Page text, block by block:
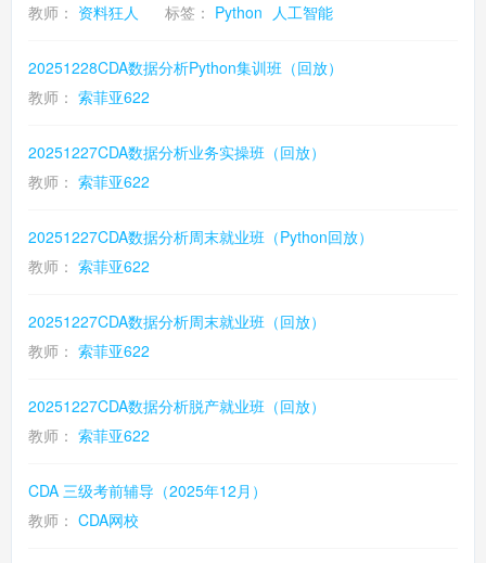
教师： 资料狂人 标签： Python 人工智能
20251228CDA数据分析Python集训班（回放）
教师： 索菲亚622
20251227CDA数据分析业务实操班（回放）
教师： 索菲亚622
20251227CDA数据分析周末就业班（Python回放）
教师： 索菲亚622
20251227CDA数据分析周末就业班（回放）
教师： 索菲亚622
20251227CDA数据分析脱产就业班（回放）
教师： 索菲亚622
CDA 三级考前辅导（2025年12月）
教师： CDA网校